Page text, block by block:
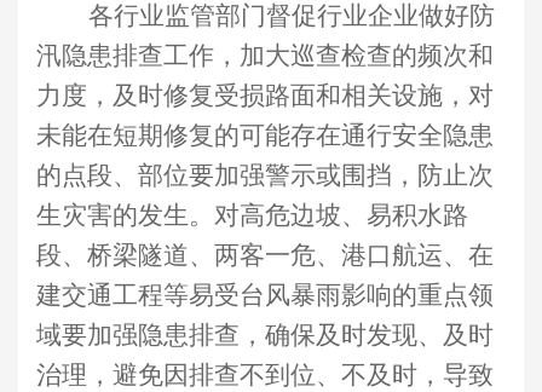
各行业监管部门督促行业企业做好防
汛隐患排查工作，加大巡查检查的频次和
力度，及时修复受损路面和相关设施，对
未能在短期修复的可能存在通行安全隐患
的点段、部位要加强警示或围挡，防止次
生灾害的发生。对高危边坡、易积水路
段、桥梁隧道、 两客一危、 港口航运、在
建交通工程等易受台风暴雨影响的重点领
域要加强隐患排查 ，确保及时发现、及时
治理，避免因排查不到位、不及时，导致